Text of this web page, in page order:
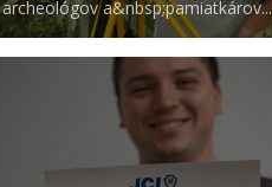
archeológov a&nbsp;pamiatkárov...